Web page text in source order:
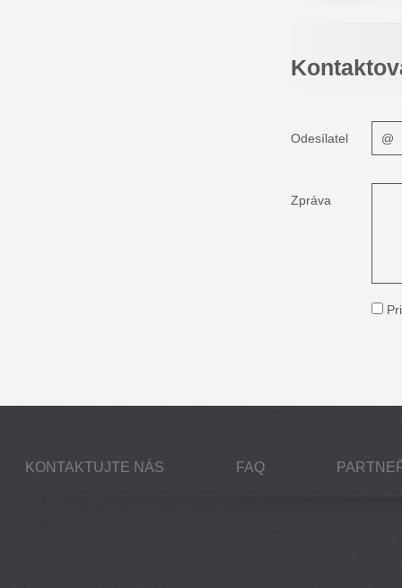
Odesílatel
Zpráva
KONTAKTUJTE NÁS FAQ